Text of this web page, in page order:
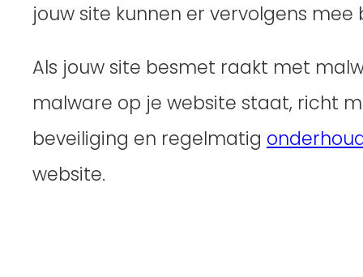
jouw site kunnen er vervolgens
Als jouw site besmet raakt met
malware op je website staat, richt
beveiliging en regelmatig
website.